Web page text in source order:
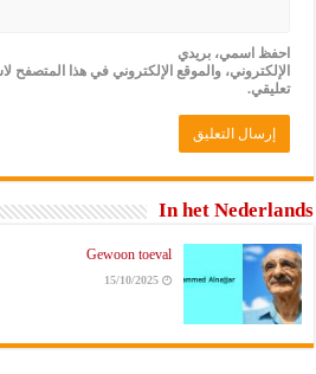
احفظ اسمي، بريدي
الإلكتروني، والموقع الإلكتروني في هذا المتصفح
تعليقي.
In het Nederlands
Gewoon toeval
15/10/2025